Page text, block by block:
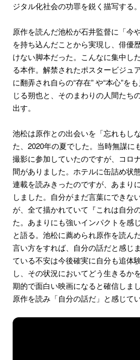
ジタル化社会の功罪を鋭く描写する。
原作を読んだ池松が石井監督に「今
を持ち込んだことから実現し、俳優
けない脚本だった。こんなに集中し
る本作。解禁されたポスタービジュ
に翻弄され自らの“存在” や“本心”を
じる朔也と、そのまわりの人間たち
出す。
池松は原作との出会いを「忘れもし
た、2020年の夏でした。当時無謀に
撮影に参加していたのですが、コロ
間がありました。ホテルに缶詰め状
連載を読みきったのですが、あまり
しました。自分がまだ言葉にできな
が、全て描かれていて『これは自分
た。あまりにも強いインパクトを感
と語る。池松に薦められ原作を読ん
言い方をすれば、自分の話だと感じ
ている不安は今後確実に自分も追体
し、その状況においてどう生きるか
期的で面白い映画になると確信しま
原作を読み「自分の話だ」と感じて